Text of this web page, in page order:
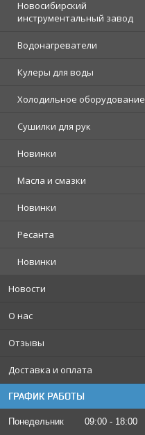
Новосибирский
инструментальный завод
Водонагреватели
Кулеры для воды
Холодильное оборудование
Сушилки для рук
Новинки
Масла и смазки
Новинки
Ресанта
Новинки
Новости
О нас
Отзывы
Доставка и оплата
ГРАФИК РАБОТЫ
Понедельник 09:00
18:00